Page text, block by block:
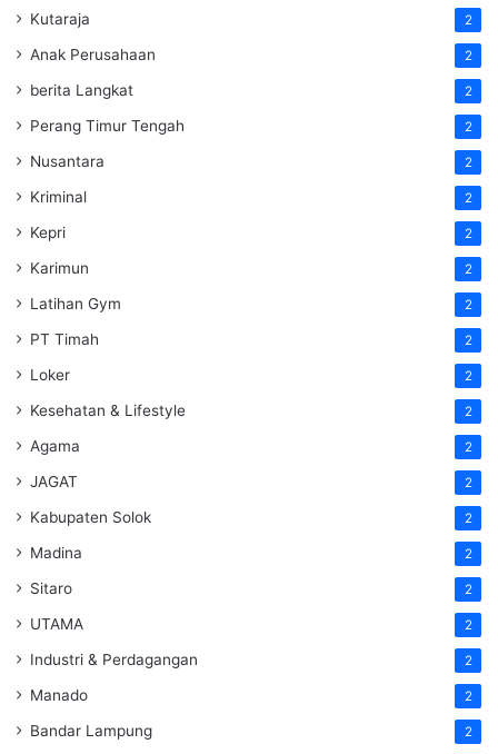
Kutaraja 2
Anak Perusahaan 2
berita Langkat 2
Perang Timur Tengah 2
Nusantara 2
Kriminal 2
Kepri 2
Karimun 2
Latihan Gym 2
PT Timah 2
Loker 2
Kesehatan & Lifestyle 2
Agama 2
JAGAT 2
Kabupaten Solok 2
Madina 2
Sitaro 2
UTAMA 2
Industri & Perdagangan 2
Manado 2
Bandar Lampung 2